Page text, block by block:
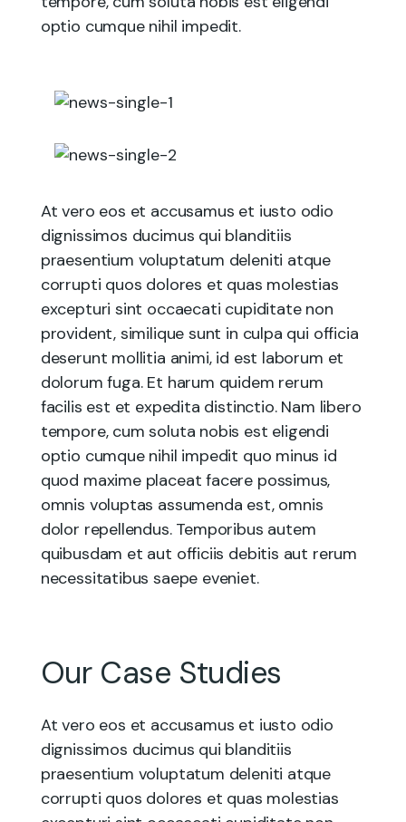
optio cumque nihil impedit.
At vero eos et accusamus et iusto odio
dignissimos ducimus qui blanditiis
praesentium voluptatum deleniti atque
corrupti quos dolores et quas molestias
excepturi sint occaecati cupiditate non
provident, similique sunt in culpa qui officia
deserunt mollitia animi, id est laborum et
dolorum fuga. Et harum quidem rerum
facilis est et expedita distinctio. Nam libero
tempore, cum soluta nobis est eligendi
optio cumque nihil impedit quo minus id
quod maxime placeat facere possimus,
omnis voluptas assumenda est, omnis
dolor repellendus. Temporibus autem
quibusdam et aut officiis debitis aut rerum
necessitatibus saepe eveniet.
Our Case Studies
At vero eos et accusamus et iusto odio
dignissimos ducimus qui blanditiis
praesentium voluptatum deleniti atque
corrupti quos dolores et quas molestias